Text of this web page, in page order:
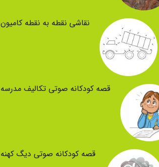
نقاشی نقطه به نقطه کامیون
قصه کودکانه صوتی تکالیف مدرسه
قصه کودکانه صوتی دیگ کهنه